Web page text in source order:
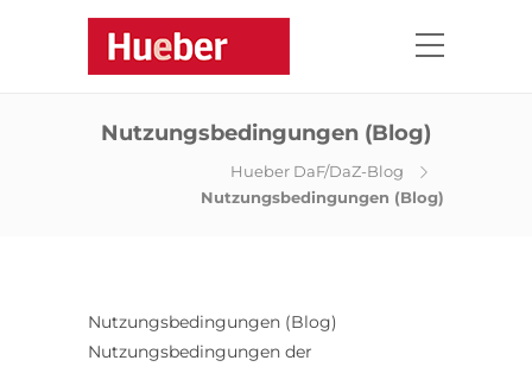
Nutzungsbedingungen (Blog)
Hueber DaF/DaZ-Blog
Nutzungsbedingungen (Blog)
Nutzungsbedingungen (Blog)
Nutzungsbedingungen der